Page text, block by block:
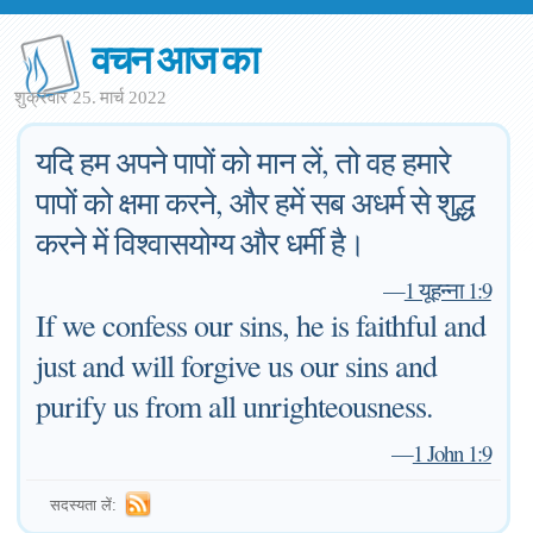
वचन आज का
शुक्रवार 25. मार्च 2022
यदि हम अपने पापों को मान लें, तो वह हमारे
पापों को क्षमा करने, और हमें सब अधर्म से शुद्ध
करने में विश्वासयोग्य और धर्मी है।
—1 यूहन्ना 1:9
If we confess our sins, he is faithful and
just and will forgive us our sins and
purify us from all unrighteousness.
—1 John 1:9
सदस्यता लें: